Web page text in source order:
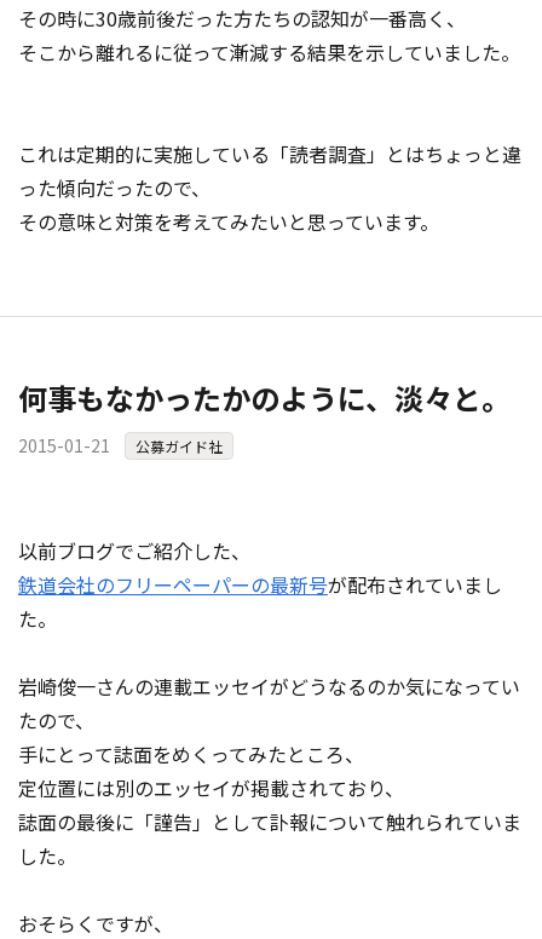
その時に30歳前後だった方たちの認知が一番高く、
そこから離れるに従って漸減する結果を示していました。
これは定期的に実施している「読者調査」とはちょっと違
った傾向だったので、
その意味と対策を考えてみたいと思っています。
何事もなかったかのように、淡々と。
2015-01-21 公募ガイド社
以前ブログでご紹介した、
鉄道会社のフリーペーパーの最新号が配布されていまし
た。
岩崎俊一さんの連載エッセイがどうなるのか気になってい
たので、
手にとって誌面をめくってみたところ、
定位置には別のエッセイが掲載されており、
誌面の最後に「謹告」として訃報について触れられていま
した。
おそらくですが、